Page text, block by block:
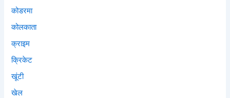
कोडरमा
कोलकाता
क्राइम
क्रिकेट
खूंटी
खेल